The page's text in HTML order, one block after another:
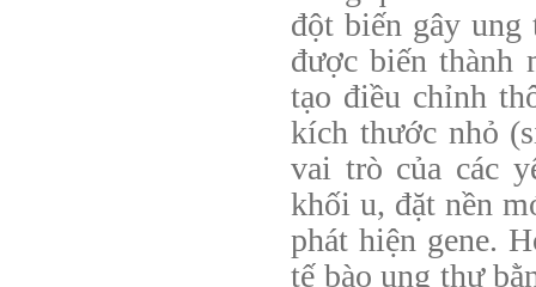
đột biến gây ung
được biến thành
tạo điều chỉnh
kích thước nhỏ
vai trò của các
khối u, đặt nền
phát hiện gene.
tế bào ung thư